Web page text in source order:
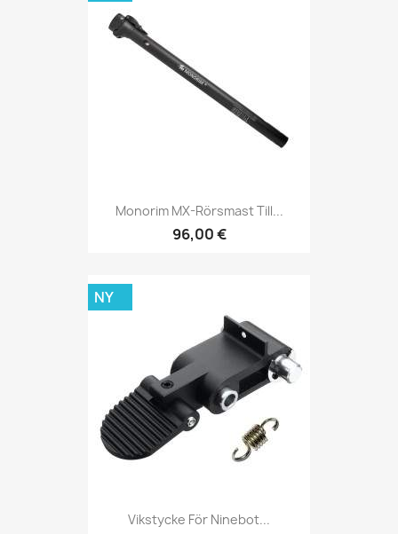
Monorim MX-Rörsmast Till...
96,00 €
Vikstycke För Ninebot...
NY